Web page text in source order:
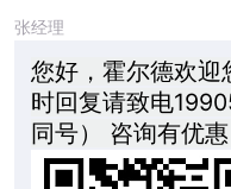
张经理
您好，霍尔德欢迎
时回复请致电
同号） 咨询有优惠